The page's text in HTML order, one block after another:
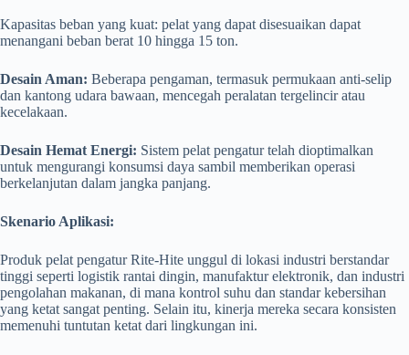
Kapasitas beban yang kuat: pelat yang dapat disesuaikan dapat
menangani beban berat 10 hingga 15 ton.
Desain Aman: Beberapa pengaman, termasuk permukaan anti-selip
dan kantong udara bawaan, mencegah peralatan tergelincir atau
kecelakaan.
Desain Hemat Energi: Sistem pelat pengatur telah dioptimalkan
untuk mengurangi konsumsi daya sambil memberikan operasi
berkelanjutan dalam jangka panjang.
Skenario Aplikasi:
Produk pelat pengatur Rite-Hite unggul di lokasi industri berstandar
tinggi seperti logistik rantai dingin, manufaktur elektronik, dan industri
pengolahan makanan, di mana kontrol suhu dan standar kebersihan
yang ketat sangat penting. Selain itu, kinerja mereka secara konsisten
memenuhi tuntutan ketat dari lingkungan ini.